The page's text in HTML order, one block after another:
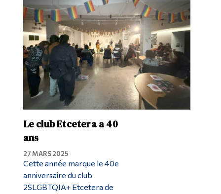
Le club Etcetera a 40
ans
27 MARS 2025
Cette année marque le 40e
anniversaire du club
2SLGBTQIA+ Etcetera de